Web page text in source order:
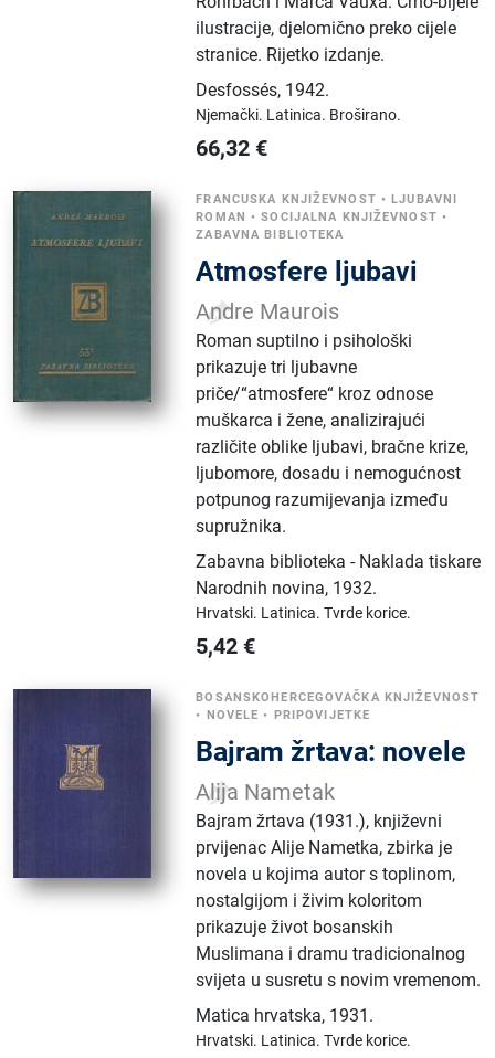
ilustracije, djelomično preko cijele
stranice. Rijetko izdanje.
Desfossés, 1942.
Njemački. Latinica. Broširano.
66,32 €
FRANCUSKA KNJIŽEVNOST •LJUBAVNI
ROMAN •SOCIJALNA KNJIŽEVNOST •
ZABAVNA BIBLIOTEKA
Atmosfere ljubavi
Andre Maurois
Roman suptilno i psihološki
prikazuje tri ljubavne
priče/“atmosfere“ kroz odnose
muškarca i žene, analizirajući
različite oblike ljubavi, bračne krize,
ljubomore, dosadu i nemogućnost
potpunog razumijevanja između
supružnika.
Zabavna biblioteka - Naklada tiskare
Narodnih novina, 1932.
Hrvatski. Latinica.Tvrde korice.
5,42 €
BOSANSKOHERCEGOVAČKA KNJIŽEVNOST
• NOVELE • PRIPOVIJETKE
Bajram žrtava: novele
Alija Nametak
Bajram žrtava (1931.), književni
prvijenac Alije Nametka, zbirka je
novela u kojima autor s toplinom,
nostalgijom i živim koloritom
prikazuje život bosanskih
Muslimana i dramu tradicionalnog
svijeta u susretu s novim vremenom.
Matica hrvatska, 1931.
Hrvatski. Latinica.Tvrde korice.